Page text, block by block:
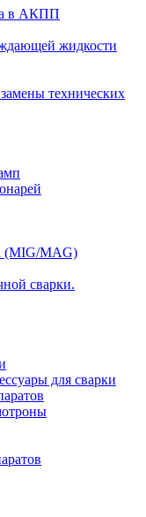
в АКПП
жидкости
технических
(MIG/MAG)
сварки.
для сварки